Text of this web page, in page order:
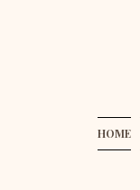
HOME